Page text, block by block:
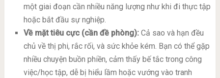
một giai đoạn cần nhiều năng lượng như khi đi thực tập
hoặc bắt đầu sự nghiệp.
Về mặt tiêu cực (cần đề phòng):Cả sao và hạn đều
chủ về thị phi, rắc rối, và sức khỏe kém. Bạn có thể gặp
nhiều chuyện buồn phiền, cảm thấy bế tắc trong công
việc/học tập, dễ bị hiểu lầm hoặc vướng vào tranh